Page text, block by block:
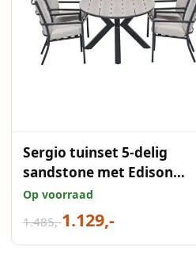
Sergio tuinset 5-delig
sandstone met Edison
tuintafel ovaal 180x115 cm
light teak vironwood
Op voorraad
1.485,-1.129,-